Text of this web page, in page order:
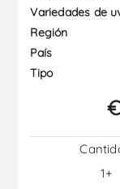
Variedades de
Región
País
Tipo
1+